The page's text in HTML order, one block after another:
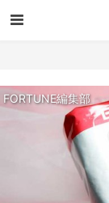
FORTUNE編集部